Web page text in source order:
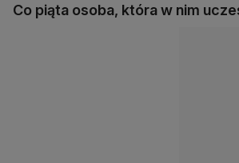
Co piąta osoba, która w nim